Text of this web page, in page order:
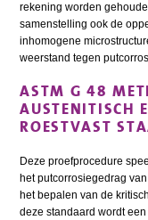
rekening worden
samenstelling ook de
inhomogene
weerstand tegen
ASTM G 48
AUSTENITISCH
ROESTVAST
Deze proefprocedure
het putcorrosiegedrag
het bepalen van de
deze standaard wordt